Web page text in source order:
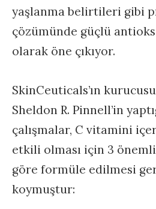
yaşlanma belirtileri gibi
çözümünde güçlü
olarak öne çıkıyor.
SkinCeuticals’ın
Sheldon R. Pinnell’in
çalışmalar, C vitamini
etkili olması için 3
göre formüle edilmesi
koymuştur: